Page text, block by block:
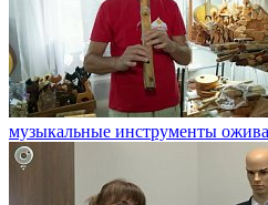
музыкальные инструменты